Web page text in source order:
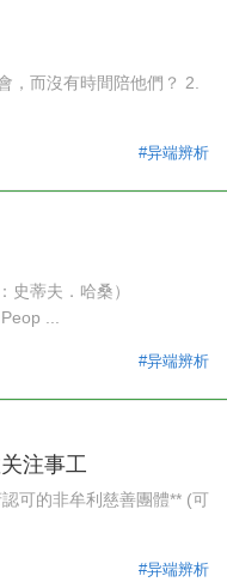
，而沒有時間陪他們？ 2.
#异端辨析
史蒂夫．哈桑）
...
#异端辨析
注事工
可的非牟利慈善團體** (可
#异端辨析